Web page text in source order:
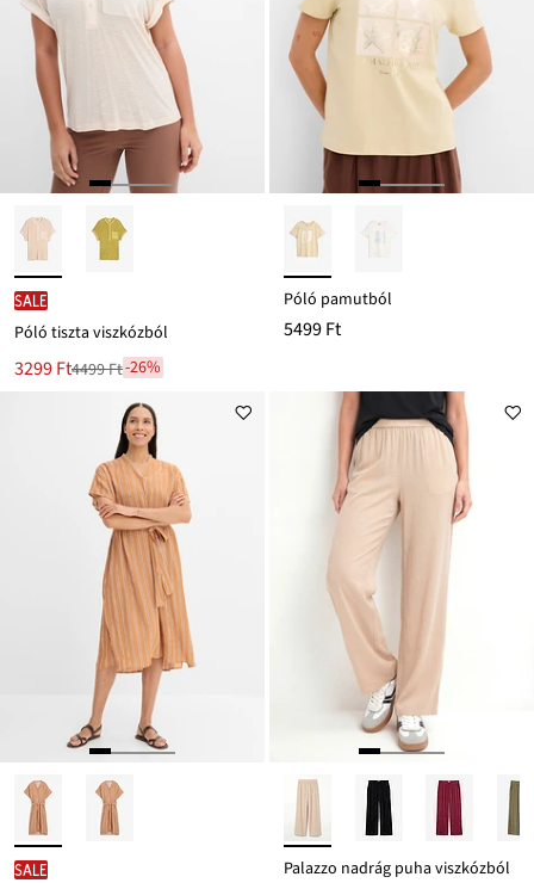
SALE
Póló tiszta viszkózból
Új
3299 Ft
Leárazva4499 Ft-26%
Póló pamutból
5499 Ft
SALE Palazzo nadrág puha viszkózból